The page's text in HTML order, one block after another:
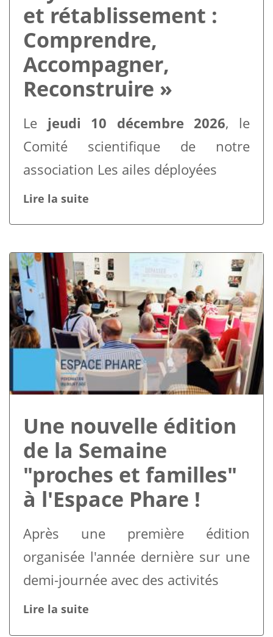
et rétablissement :
Comprendre,
Accompagner,
Reconstruire »
Le jeudi 10 décembre 2026, le
Comité scientifique de notre
association Les ailes déployées
Lire la suite
Une nouvelle édition
de la Semaine
"proches et familles"
à l'Espace Phare !
Après une première édition
organisée l'année dernière sur une
demi-journée avec des activités
Lire la suite